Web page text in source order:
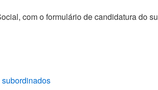
com o formulário de candidatura do